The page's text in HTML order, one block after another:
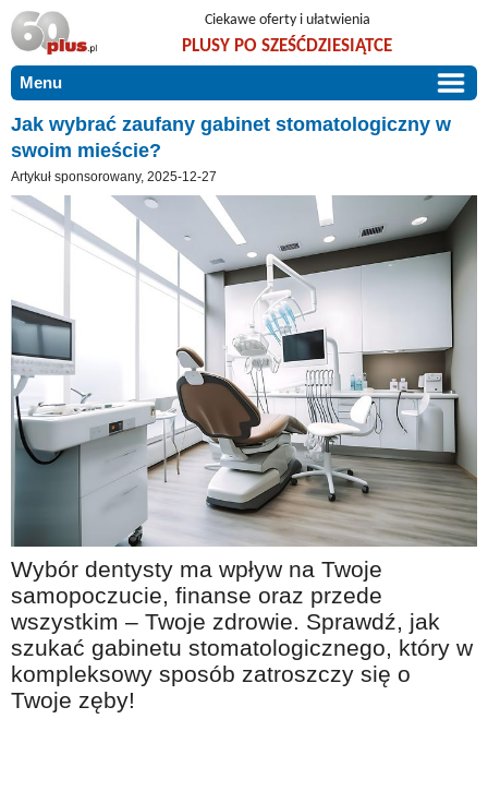
Ciekawe oferty i ułatwienia
PLUSY PO SZEŚĆDZIESIĄTCE
Menu
START
PROMOCJE
ARTYKUŁY
Szczególnie polecamy
Użyteczne porady
Szlachetne zdrowie
Mieszkaj wygodnie i bez barier
Warto wiedzieć!
Podróże i wypoczynek
Taniej, okazyjnie, specjalnie dla 60plus
Na wesoło
Hobby i pasje
Żyj aktywnie
60plus - najcenniejsi klienci
Dobra opieka
Warto naśladować
DLA BLISKICH
ZGŁOŚ OFERTĘ
O NAS
KONTAKT
Jak wybrać zaufany gabinet stomatologiczny w
swoim mieście?
Artykuł sponsorowany, 2025-12-27
Wybór dentysty ma wpływ na Twoje
samopoczucie, finanse oraz przede
wszystkim – Twoje zdrowie. Sprawdź, jak
szukać gabinetu stomatologicznego, który w
kompleksowy sposób zatroszczy się o
Twoje zęby!